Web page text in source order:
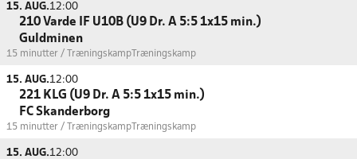
15. AUG.12:00
210 Varde IF U10B (U9 Dr. A 5:5 1x15 min.)
Guldminen
15 minutter / Træningskamp Træningskamp
15. AUG.12:00
221 KLG (U9 Dr. A 5:5 1x15 min.)
FC Skanderborg
15 minutter / Træningskamp Træningskamp
15. AUG.12:00